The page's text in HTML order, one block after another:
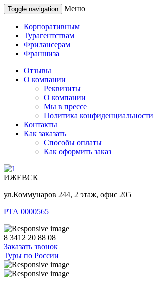
Toggle navigation Меню
Корпоративным
Турагентствам
Фрилансерам
Франшиза
Отзывы
О компании
Реквизиты
О компании
Мы в прессе
Политика конфиденциальности
Контакты
Как заказать
Способы оплаты
Как оформить заказ
ИЖЕВСК
ул.Коммунаров 244, 2 этаж, офис 205
РТА 0000565
8 3412 20 88 08
Заказать звонок
Туры по России